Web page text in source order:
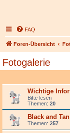
FAQ
Foren-Übersicht
Fotogalerie
Wichtige
Bitte lesen
Themen: 20
Black and Tan
Themen: 257